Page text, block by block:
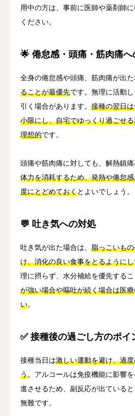
用中の方は、事前に医師や薬剤師
ください。
🌟 倦怠感・頭痛・筋肉痛へ
全身の倦怠感や頭痛、筋肉痛が出た
ることが最優先です。無理に活動
引く場合があります。 接種の翌日
小限にし、自宅でゆっくり過ごせ
理想的です。
頭痛や筋肉痛に対しても、解熱鎮痛
体力を消耗するため、発熱や倦怠
度にとどめておくとよいでしょう。
💬 吐き気への対処
吐き気が出た場合は、 脂っこいも
け、消化の良い食事をとるように
理に摂らず、水分補給を優先するこ
が強い場合や嘔吐が続く場合は医
い。
✅ 接種後の過ごし方のポイ
接種当日は激しい運動を避け、過
う。アルコールは免疫機能に影響
進させるため、副反応が出ている
無難です。